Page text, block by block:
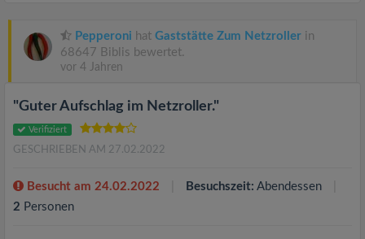
Pepperoni hat Gaststätte Zum Netzroller in
68647 Biblis bewertet.
vor 4 Jahren
"Guter Aufschlag im Netzroller."
Verifiziert
GESCHRIEBEN AM 27.02.2022
Besucht am 24.02.2022 Besuchszeit: Abendessen
2 Personen